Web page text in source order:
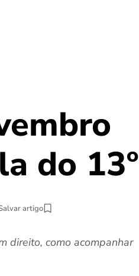
do 13º
artigo
direito, como acompanhar